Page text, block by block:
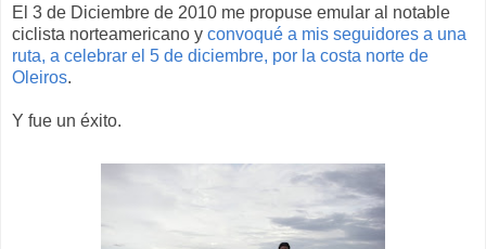
El 3 de Diciembre de 2010 me propuse emular al notable
ciclista norteamericano y convoqué a mis seguidores a una
ruta, a celebrar el 5 de diciembre, por la costa norte de
Oleiros.
Y fue un éxito.